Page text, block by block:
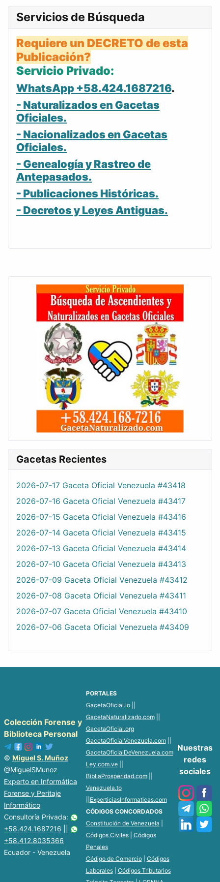
Servicios de Búsqueda
Requiere un DECRETO de esta
Publicación?
Servicio Privado:
WhatsApp +58.424.1687216.
- Naturalizados en Gacetas
Oficiales.
- Nacionalizados en Gacetas
Oficiales.
- Genealogía y Rastreo de
Antepasados.
- Publicaciones Históricas.
- Decretos y Leyes Antiguas.
Gacetas Recientes
2026-07-17 Gaceta Oficial Venezuela #43418
2026-07-16 Gaceta Oficial Venezuela #43417
2026-07-15 Gaceta Oficial Venezuela #43416
2026-07-14 Gaceta Oficial Venezuela #43415
2026-07-13 Gaceta Oficial Venezuela #43414
2026-07-10 Gaceta Oficial Venezuela #43413
2026-07-09 Gaceta Oficial Venezuela #43412
2026-07-08 Gaceta Oficial Venezuela #43411
2026-07-07 Gaceta Oficial Venezuela #43410
2026-07-06 Gaceta Oficial Venezuela #43409
Colección Forense y
Biblioteca Personal
© Miguel S. Muñoz
@MiguelSMunoz
Experto en Informática
Forense y Peritaje
Informático
Consultoría Privada:
+58.424.1687216
+58.412.8035366
Ecuador - Venezuela
PORTALES
GacetaOficial.io||
GacetaNaturalizado.com||
GacetaOficial.org
GacetaOficialVenezuela.com||
GacetaOficialDeVenezuela.com
Ley.com.ve||
BibliaProsperidad.com||
Venezuela.to
ExperticiasInformaticas.com
CÓDIGOS CONCORDADOS
Constitución de Venezuela
Códigos Civiles| Códigos
Penales
Código de Comercio| Códigos
Laborales| Códigos Tributarios
Nuestras
redes
sociales